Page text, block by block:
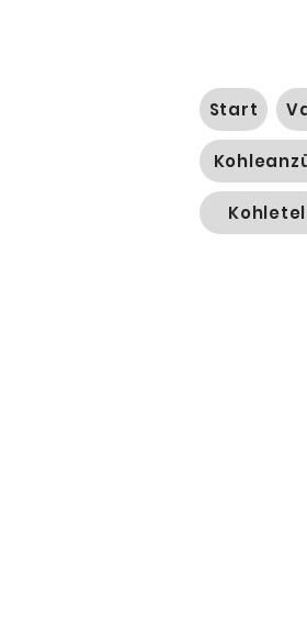
Start